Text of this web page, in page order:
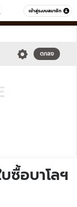
เข้าสู่ระบบสมาชิก
หมวดอื่นๆ
ตกลง
ซื้อบาโลฯ